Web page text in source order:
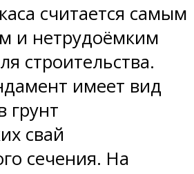
считается самым
и нетрудоёмким
строительства.
имеет вид
грунт
свай
сечения. На